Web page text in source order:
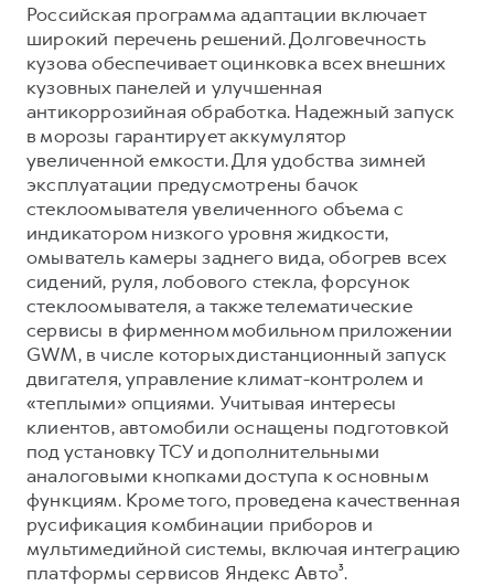
Российская программа адаптации включает
широкий перечень решений. Долговечность
кузова обеспечивает оцинковка всех внешних
кузовных панелей и улучшенная
антикоррозийная обработка. Надежный запуск
в морозы гарантирует аккумулятор
увеличенной емкости. Для удобства зимней
эксплуатации предусмотрены бачок
стеклоомывателя увеличенного объема с
индикатором низкого уровня жидкости,
омыватель камеры заднего вида, обогрев всех
сидений, руля, лобового стекла, форсунок
стеклоомывателя, а также телематические
сервисы в фирменном мобильном приложении
GWM, в числе которых дистанционный запуск
двигателя, управление климат-контролем и
«теплыми» опциями. Учитывая интересы
клиентов, автомобили оснащены подготовкой
под установку ТСУ и дополнительными
аналоговыми кнопками доступа к основным
функциям. Кроме того, проведена качественная
русификация комбинации приборов и
мультимедийной системы, включая интеграцию
платформы сервисов Яндекс Авто³.